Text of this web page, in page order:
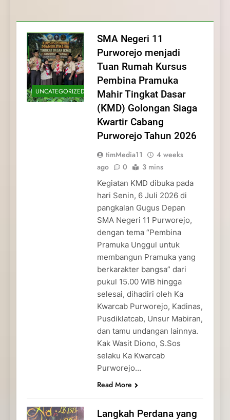
dan Pengabdian Generasi
Pramuka
Pramuka
Kepedulian
UNCATEGORIZED
SMA Negeri 11
Purworejo menjadi
Tuan Rumah Kursus
Pembina Pramuka
Mahir Tingkat Dasar
(KMD) Golongan Siaga
Kwartir Cabang
Purworejo Tahun 2026
timMedia11
4 weeks
ago
0 3 mins
Kegiatan KMD dibuka pada
hari Senin, 6 Juli 2026 di
pangkalan Gugus Depan
SMA Negeri 11 Purworejo,
dengan tema “Pembina
Pramuka Unggul untuk
membangun Pramuka yang
berkarakter bangsa” dari
pukul 15.00 WIB hingga
selesai, dihadiri oleh Ka
Kwarcab Purworejo, Kadinas,
Pusdiklatcab, Unsur Mabiran,
dan tamu undangan lainnya.
Kak Wasit Diono, S.Sos
selaku Ka Kwarcab
Purworejo…
Read More
Langkah Perdana yang